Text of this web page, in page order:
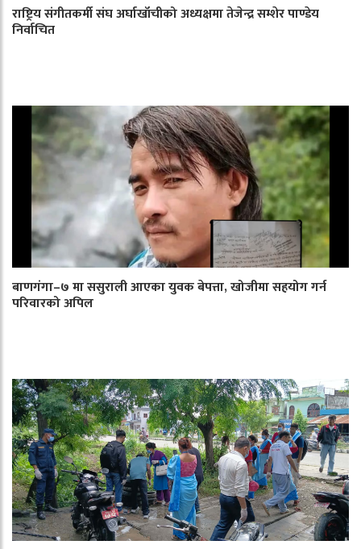
राष्ट्रिय संगीतकर्मी संघ अर्घाखाँचीको अध्यक्षमा तेजेन्द्र सम्शेर पाण्डेय
निर्वाचित
बाणगंगा–७ मा ससुराली आएका युवक बेपत्ता, खोजीमा सहयोग गर्न
परिवारको अपिल